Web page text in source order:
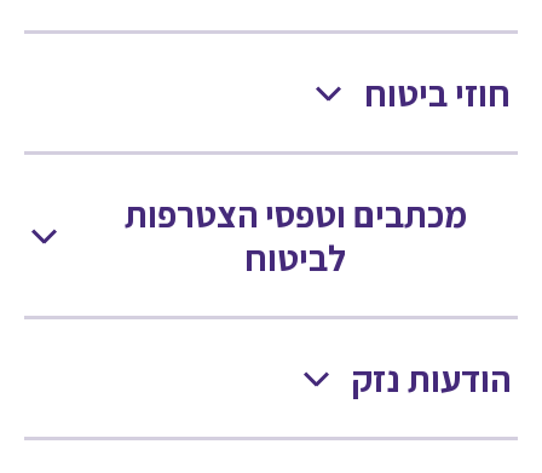
חוזי ביטוח
מכתבים וטפסי הצטרפות
לביטוח
הודעות נזק